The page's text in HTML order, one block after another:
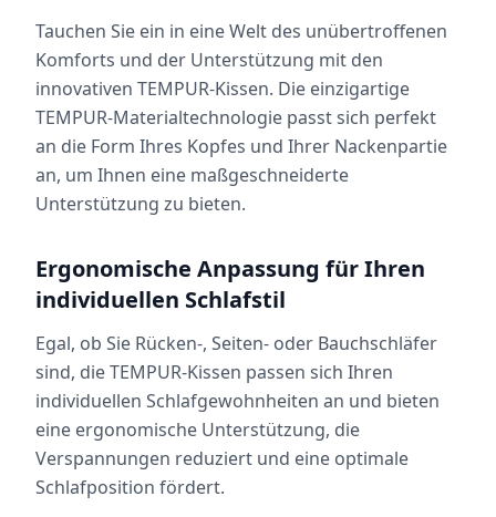
Tauchen Sie ein in eine Welt des unübertroffenen
Komforts und der Unterstützung mit den
innovativen TEMPUR-Kissen. Die einzigartige
TEMPUR-Materialtechnologie passt sich perfekt
an die Form Ihres Kopfes und Ihrer Nackenpartie
an, um Ihnen eine maßgeschneiderte
Unterstützung zu bieten.
Ergonomische Anpassung für Ihren
individuellen Schlafstil
Egal, ob Sie Rücken-, Seiten- oder Bauchschläfer
sind, die TEMPUR-Kissen passen sich Ihren
individuellen Schlafgewohnheiten an und bieten
eine ergonomische Unterstützung, die
Verspannungen reduziert und eine optimale
Schlafposition fördert.